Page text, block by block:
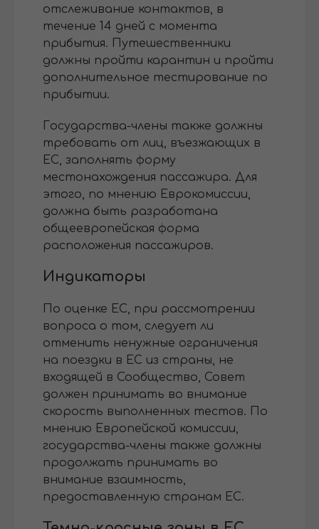
отслеживание контактов, в
течение 14 дней с момента
прибытия. Путешественники
должны пройти карантин и пройти
дополнительное тестирование по
прибытии.
Государства-члены также должны
требовать от лиц, въезжающих в
ЕС, заполнять форму
местонахождения пассажира. Для
этого, по мнению Еврокомиссии,
должна быть разработана
общеевропейская форма
расположения пассажиров.
Индикаторы
По оценке ЕС, при рассмотрении
вопроса о том, следует ли
отменить ненужные ограничения
на поездки в ЕС из страны, не
входящей в Сообщество, Совет
должен принимать во внимание
скорость выполненных тестов. По
мнению Европейской комиссии,
государства-члены также должны
продолжать принимать во
внимание взаимность,
предоставленную странам ЕС.